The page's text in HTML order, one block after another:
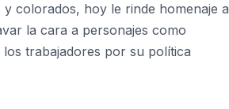
colorados, hoy le rinde homenaje a
la cara a personajes como
trabajadores por su política